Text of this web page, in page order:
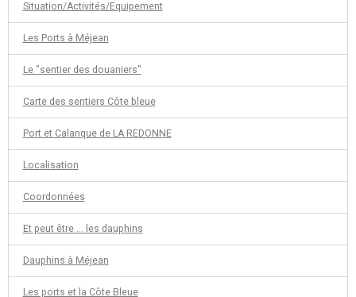
Situation/Activités/Equipement
Les Ports à Méjean
Le "sentier des douaniers"
Carte des sentiers Côte bleue
Port et Calanque de LA REDONNE
Localisation
Coordonnées
Et peut être ... les dauphins
Dauphins à Méjean
Les ports et la Côte Bleue